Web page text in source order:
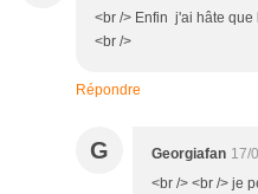
<br /> Enfin j'ai hâte que
<br />
Répondre
G Georgiafan 17/
<br /> <br /> je